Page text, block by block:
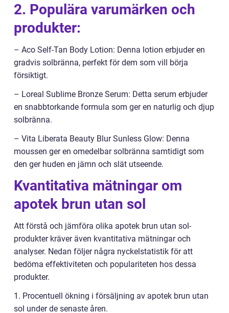
2. Populära varumärken och
produkter:
– Aco Self-Tan Body Lotion: Denna lotion erbjuder en
gradvis solbränna, perfekt för dem som vill börja
försiktigt.
– Loreal Sublime Bronze Serum: Detta serum erbjuder
en snabbtorkande formula som ger en naturlig och djup
solbränna.
– Vita Liberata Beauty Blur Sunless Glow: Denna
moussen ger en omedelbar solbränna samtidigt som
den ger huden en jämn och slät utseende.
Kvantitativa mätningar om
apotek brun utan sol
Att förstå och jämföra olika apotek brun utan sol-
produkter kräver även kvantitativa mätningar och
analyser. Nedan följer några nyckelstatistik för att
bedöma effektiviteten och populariteten hos dessa
produkter.
1. Procentuell ökning i försäljning av apotek brun utan
sol under de senaste åren.